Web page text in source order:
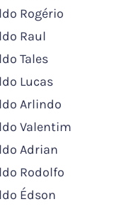
Rogério
Raul
Tales
Lucas
Arlindo
Valentim
Adrian
Rodolfo
Édson